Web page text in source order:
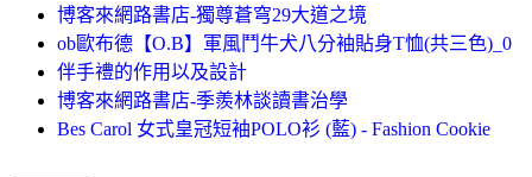
博客來網路書店-獨尊蒼穹29大道之境
ob歐布德【O.B】軍風鬥牛犬八分袖貼身T恤(共三色)_0
伴手禮的作用以及設計
博客來網路書店-季羨林談讀書治學
Bes Carol 女式皇冠短袖POLO衫 (藍) - Fashion Cookie